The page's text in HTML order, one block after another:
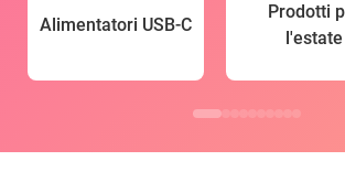
Alimentatori USB-C
Prodotti
l'estate